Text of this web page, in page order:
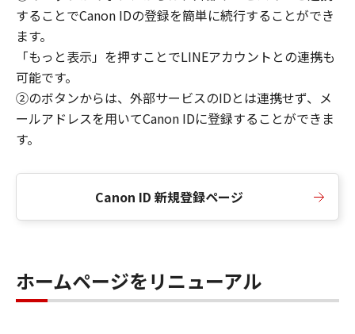
することでCanon IDの登録を簡単に続行することができ
ます。
「もっと表示」を押すことでLINEアカウントとの連携も
可能です。
②のボタンからは、外部サービスのIDとは連携せず、メ
ールアドレスを用いてCanon IDに登録することができま
す。
Canon ID 新規登録ページ
ホームページをリニューアル